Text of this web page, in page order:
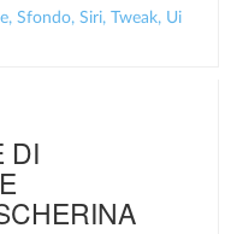
, Sfondo, Siri, Tweak, Ui
DI